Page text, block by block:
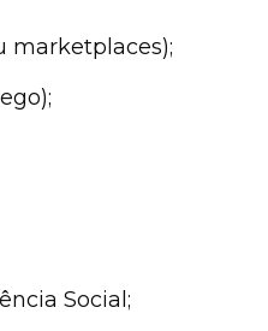
marketplaces);
Social;